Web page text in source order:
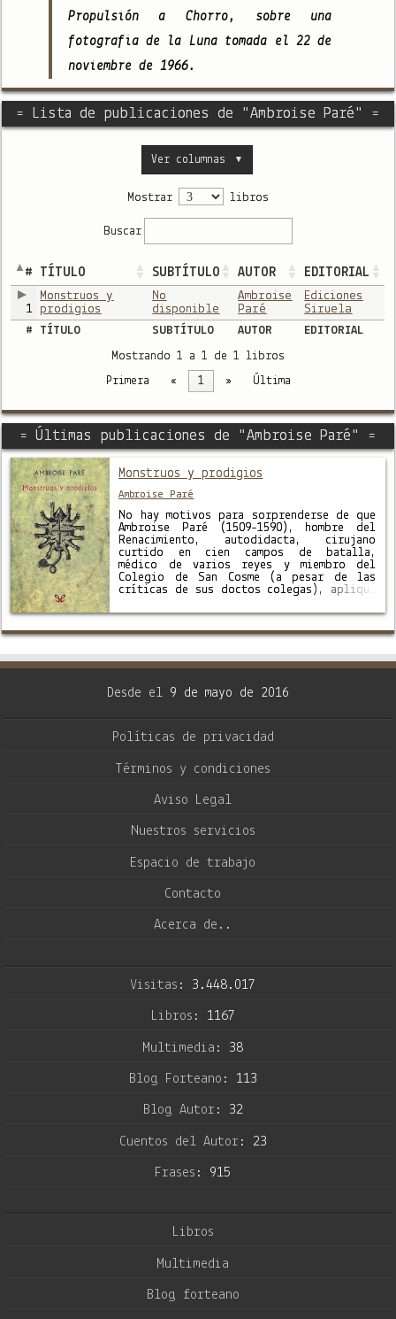
Propulsión a Chorro, sobre una
fotografía de la Luna tomada el 22 de
noviembre de 1966.
= Lista de publicaciones de "Ambroise Paré" =
Ver columnas ▼
Mostrar libros
Buscar
# TÍTULO SUBTÍTULO AUTOR EDITORIAL
1
Monstruos y
prodigios
No
disponible
Ambroise
Paré
Ediciones
Siruela
#
TÍTULO SUBTÍTULO AUTOR
EDITORIAL
Mostrando 1 a 1 de 1 libros
Primera « 1 » Última
= Últimas publicaciones de "Ambroise Paré" =
Monstruos y prodigios
Ambroise Paré
No hay motivos para sorprenderse de que
Ambroise Paré (1509-1590), hombre del
Renacimiento, autodidacta, cirujano
curtido en cien campos de batalla,
médico de varios reyes y miembro del
Colegio de San Cosme (a pesar de las
críticas de sus doctos colegas), aplique
que no es el suyo …
Desde el 9 de mayo de 2016
Políticas de privacidad
Términos y condiciones
Aviso Legal
Nuestros servicios
Espacio de trabajo
Contacto
Acerca de..
Visitas: 3.448.017
Libros: 1167
Multimedia: 38
Blog Forteano: 113
Blog Autor: 32
Cuentos del Autor: 23
Frases: 915
Libros
Multimedia
Blog forteano